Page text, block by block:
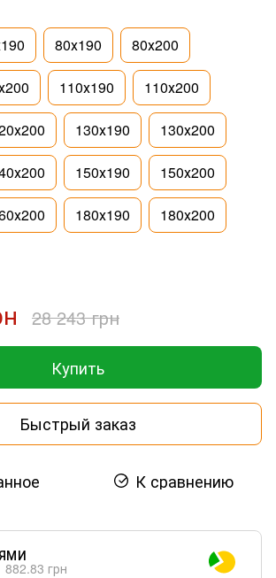
80х190 80х200
110х190 110х200
130х190 130х200
150х190 150х200
180х190 180х200
28 243 грн
Купить
Быстрый заказ
К сравнению
грн